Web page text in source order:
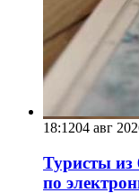
18:1204 авг
Туристы из
по